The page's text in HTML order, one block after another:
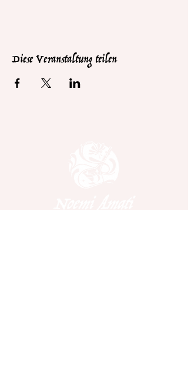
Diese Veranstaltung teilen